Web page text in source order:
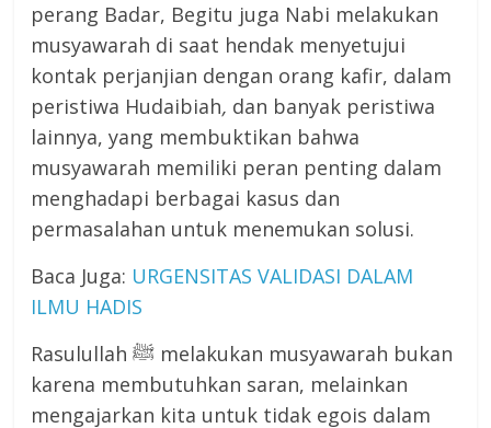
perang Badar, Begitu juga Nabi melakukan
musyawarah di saat hendak menyetujui
kontak perjanjian dengan orang kafir, dalam
peristiwa Hudaibiah, dan banyak peristiwa
lainnya, yang membuktikan bahwa
musyawarah memiliki peran penting dalam
menghadapi berbagai kasus dan
permasalahan untuk menemukan solusi.
Baca Juga: URGENSITAS VALIDASI DALAM
ILMU HADIS
Rasulullah ﷺ melakukan musyawarah bukan
karena membutuhkan saran, melainkan
mengajarkan kita untuk tidak egois dalam